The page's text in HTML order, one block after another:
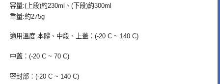
容量:(上段)約230ml、(下段)約300ml
重量:約275g
適用溫度:本體、中段、上蓋：(-20 C ~ 140 C)
中蓋：(-20 C ~ 70 C)
密封部：(-20 C ~ 140 C)